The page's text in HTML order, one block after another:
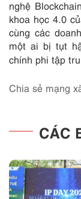
nghệ
khoa học 4.0
cùng các
một ai bị tụt
chính phi tập
Chia sẻ mạng
CÁC